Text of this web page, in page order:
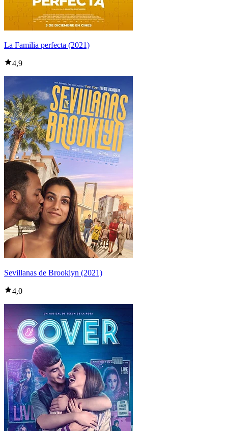
La Familia perfecta (2021)
4,9
Sevillanas de Brooklyn (2021)
4,0